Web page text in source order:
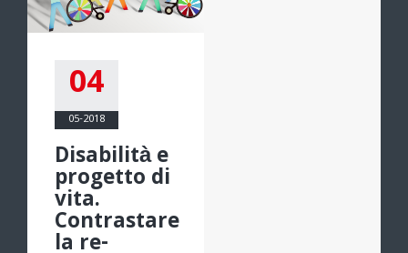
04
05-2018
Disabilità e
progetto di
vita.
Contrastare
la re-